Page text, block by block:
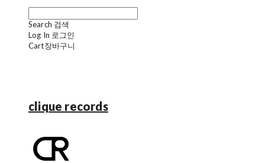
Search 검색
Log In 로그인
Cart장바구니
clique records